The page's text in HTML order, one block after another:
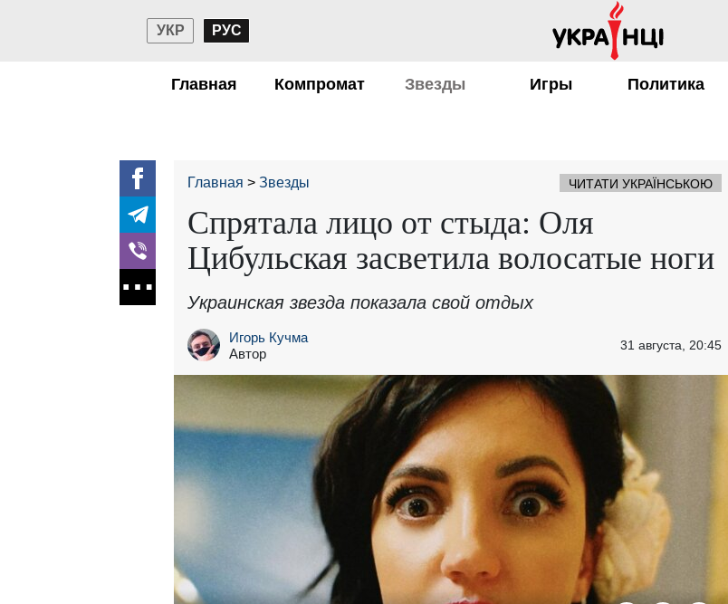
УКР РУС
Главная Компромат Звезды Игры Политика
Главная Звезды ЧИТАТИ УКРАЇНСЬКОЮ
Спрятала лицо от стыда: Оля
Цибульская засветила волосатые ноги
Украинская звезда показала свой отдых
Игорь Кучма
Автор
31 августа, 20:45